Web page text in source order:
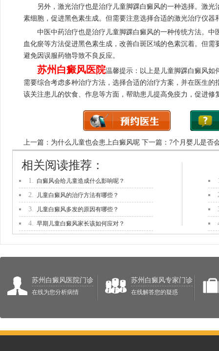
另外，激光治疗也是治疗儿童脚踝白癜风的一种选择。激光
素细胞，促进黑色素生成。但需要注意选择合适的激光治疗仪器
中医中药治疗也是治疗儿童脚踝白癜风的一种传统方法。中
血化瘀等方法促进黑色素生成，改善白斑区域的色素沉着。但
避免因误服药物导致不良反应。
苏州白癜风医院温馨提示：以上是儿童脚踝白癜风如
需要综合考虑多种治疗方法，选择合适的治疗方案，并在医生
该关注患儿的饮食、作息等方面，帮助患儿提高免疫力，促进修
上一篇： 为什么儿童也会患上白癜风呢下一篇： 7个月婴儿是否
1. 白癜风会给儿童造成什么影响呢？
2. 儿童白癜风的治疗方法有哪些？
3. 儿童白癜风多发的原因有哪些？
4. 早期儿童白癜风家长该如何应对？
相关阅读推荐：
苏州白癜风医院门诊
在线为您分析病情
苏州白癜风专家门诊
在线解答您的疑惑